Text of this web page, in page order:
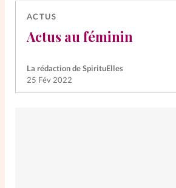
ACTUS
Actus au féminin
La rédaction de SpirituElles
25 Fév 2022